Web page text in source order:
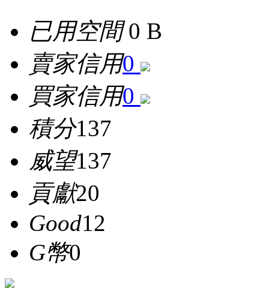
已用空間0 B
賣家信用0
買家信用0
積分137
威望137
貢獻20
Good12
G幣0